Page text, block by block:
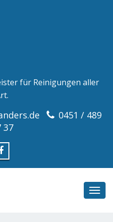
für Reinigungen aller
0451 / 489
37